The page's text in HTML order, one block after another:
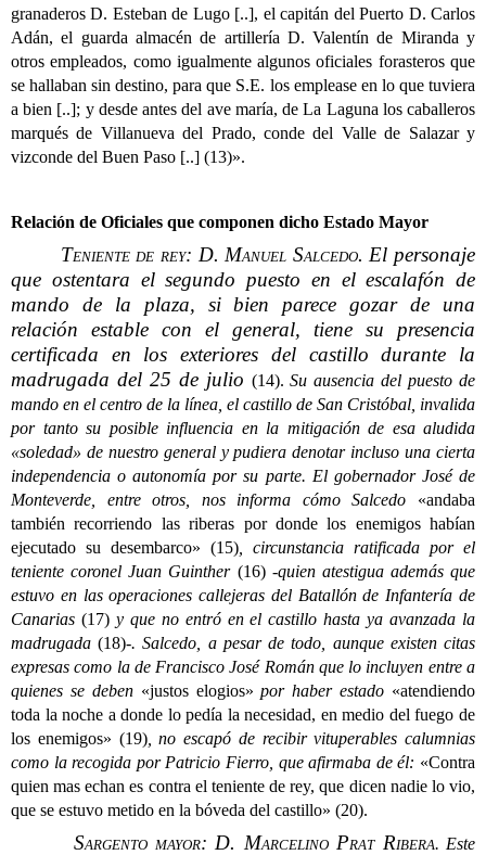
granaderos D. Esteban de Lugo [..], el capitán del Puerto D. Carlos
Adán, el guarda almacén de artillería D. Valentín de Miranda y
otros empleados, como igualmente algunos oficiales forasteros que
se hallaban sin destino, para que S.E. los emplease en lo que tuviera
a bien [..]; y desde antes del ave maría, de La Laguna los caballeros
marqués de Villanueva del Prado, conde del Valle de Salazar y
vizconde del Buen Paso [..] (13)».
Relación de Oficiales que componen dicho Estado Mayor
Teniente de rey: D. Manuel Salcedo. El personaje
que ostentara el segundo puesto en el escalafón de
mando de la plaza, si bien parece gozar de una
relación estable con el general, tiene su presencia
certificada en los exteriores del castillo durante la
madrugada del 25 de julio (14).Su ausencia del puesto de
mando en el centro de la línea, el castillo de San Cristóbal, invalida
por tanto su posible influencia en la mitigación de esa aludida
«soledad» de nuestro general y pudiera denotar incluso una cierta
independencia o autonomía por su parte. El gobernador José de
Monteverde, entre otros, nos informa cómo Salcedo «andaba
también recorriendo las riberas por donde los enemigos habían
ejecutado su desembarco» (15) , circunstancia ratificada por el
teniente coronel Juan Guinther (16)-quien atestigua además que
estuvo en las operaciones callejeras del Batallón de Infantería de
Canarias (17) y que no entró en el castillo hasta ya avanzada la
madrugada(18)-. Salcedo, a pesar de todo, aunque existen citas
expresas como la de Francisco José Román que lo incluyen entre a
quienes se deben «justos elogios»por haber estado «atendiendo
toda la noche a donde lo pedía la necesidad, en medio del fuego de
los enemigos» (19), no escapó de recibir vituperables calumnias
como la recogida por Patricio Fierro, que afirmaba de él: «Contra
quien mas echan es contra el teniente de rey, que dicen nadie lo vio,
que se estuvo metido en la bóveda del castillo» (20).
Sargento mayor: D. Marcelino Prat Ribera. Este